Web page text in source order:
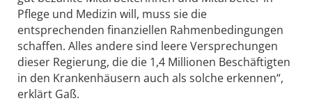
Pflege und Medizin will, muss sie die
entsprechenden finanziellen Rahmenbedingungen
schaffen. Alles andere sind leere Versprechungen
dieser Regierung, die die 1,4 Millionen Beschäftigten
in den Krankenhäusern auch als solche erkennen“,
erklärt Gaß.